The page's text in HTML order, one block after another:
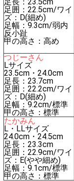
足囲：22.5cm/ワイ
ズ：D(細め)
足幅：9.3cm/弱内
反小趾
甲の高さ：高め
つじーさん
Lサイズ
23.5cm・24.0cm
足長：23.7cm
足囲：22.2cm/ワイ
ズ：D(細め)
足幅：9.2cm/標準
甲の高さ：標準
たかみん
L・LLサイズ
24.0cm・24.5cm
足長：23.3cm
足囲：22.9cm/ワイ
ズ：E(やや細め)
足幅：9.1cm/標準
甲の高さ：標準